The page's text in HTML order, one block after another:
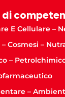
E Cellulare –
Cosmesi –
–
–